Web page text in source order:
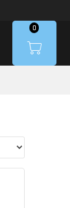
0